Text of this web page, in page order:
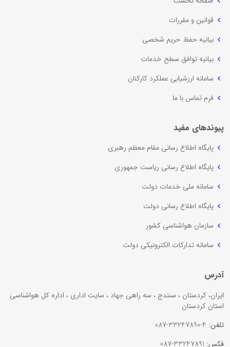
قوانین و مقررات
بیانیه حفظ حریم شخصی
بیانیه توافق سطح خدمات
سامانه ارزشیابی عملکرد کارکنان
فرم تماس با ما
پیوندهای مفید
پایگاه اطلاع رسانی مقام معظم رهبری
پایگاه اطلاع رسانی ریاست جمهوری
سامانه ملی خدمات دولت
پایگاه اطلاع رسانی دولت
سازمان هواشناسی کشور
سامانه تدارکات الکترونیکی دولت
آدرس
ایران، کردستان ، سنندج ، سه راهی جهاد ، سایت اداری ، اداره کل هواشناسی
استان کردستان
تلفن:
فکس: